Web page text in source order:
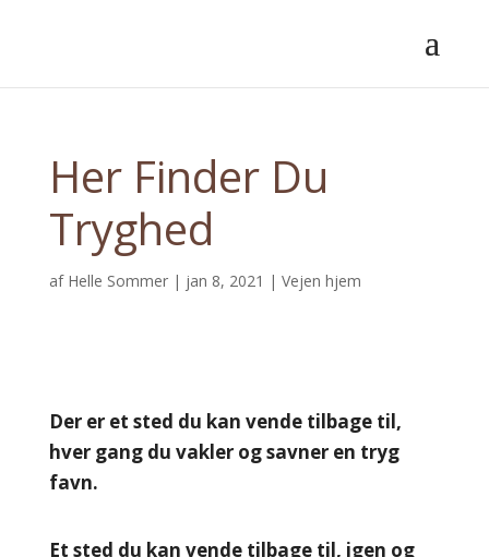
Her Finder Du
Tryghed
af Helle Sommer| jan 8, 2021 | Vejen hjem
Der er et sted du kan vende tilbage til,
hver gang du vakler og savner en tryg
favn.
Et sted du kan vende tilbage til, igen og